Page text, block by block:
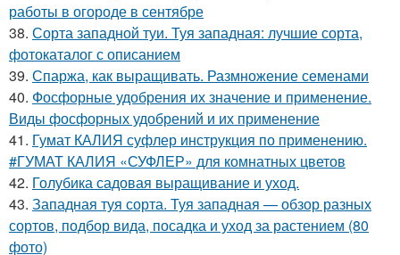
работы в огороде в сентябре
38. Сорта западной туи. Туя западная: лучшие сорта,
фотокаталог с описанием
39. Спаржа, как выращивать. Размножение семенами
40. Фосфорные удобрения их значение и применение.
Виды фосфорных удобрений и их применение
41. Гумат КАЛИЯ суфлер инструкция по применению.
#ГУМАТ КАЛИЯ «СУФЛЕР» для комнатных цветов
42. Голубика садовая выращивание и уход.
43. Западная туя сорта. Туя западная — обзор разных
сортов, подбор вида, посадка и уход за растением (80
фото)